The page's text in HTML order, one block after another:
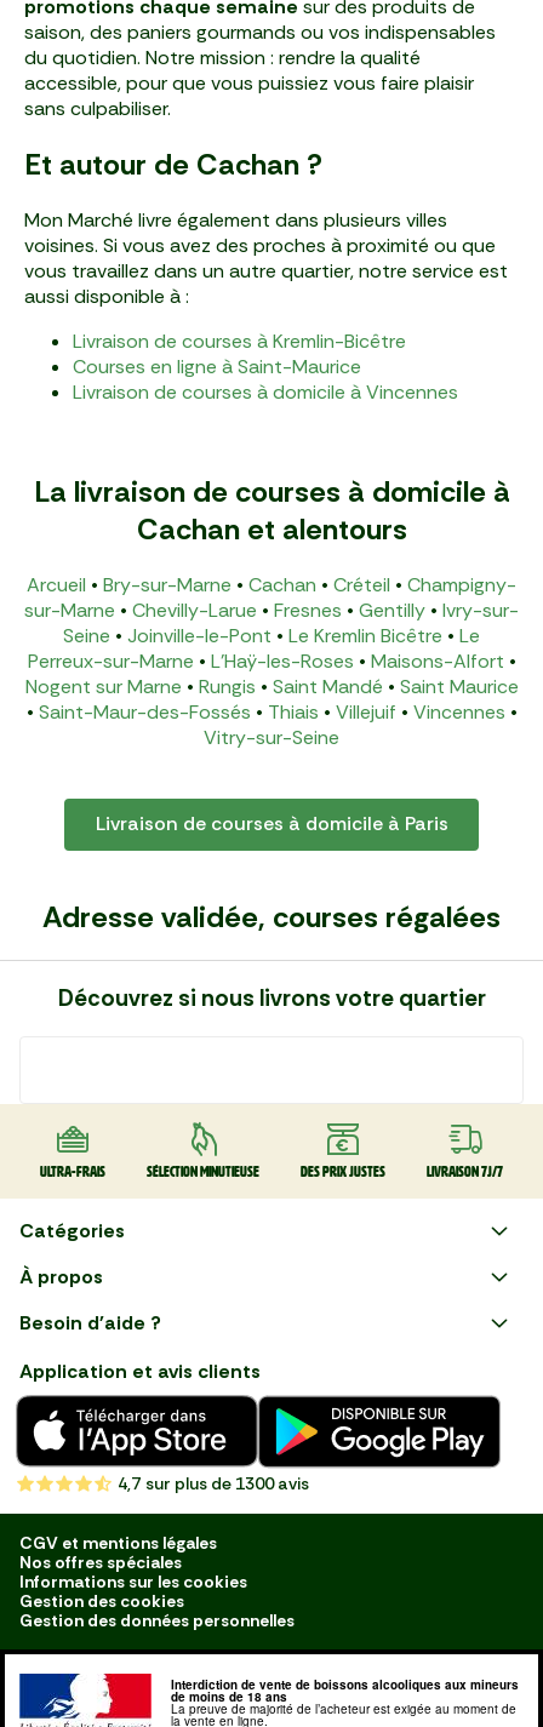
promotions chaque semaine sur des produits de
saison, des paniers gourmands ou vos indispensables
du quotidien. Notre mission : rendre la qualité
accessible, pour que vous puissiez vous faire plaisir
sans culpabiliser.
Et autour de Cachan ?
Mon Marché livre également dans plusieurs villes
voisines. Si vous avez des proches à proximité ou que
vous travaillez dans un autre quartier, notre service est
aussi disponible à :
Livraison de courses à Kremlin-Bicêtre
Courses en ligne à Saint-Maurice
Livraison de courses à domicile à Vincennes
La livraison de courses à domicile à
Cachan et alentours
Arcueil • Bry-sur-Marne • Cachan • Créteil • Champigny-
sur-Marne • Chevilly-Larue • Fresnes • Gentilly • Ivry-sur-
Seine • Joinville-le-Pont • Le Kremlin Bicêtre • Le
Perreux-sur-Marne • L'Haÿ-les-Roses • Maisons-Alfort •
Nogent sur Marne • Rungis • Saint Mandé • Saint Maurice
• Saint-Maur-des-Fossés • Thiais • Villejuif • Vincennes •
Vitry-sur-Seine
Livraison de courses à domicile à Paris
Adresse validée, courses régalées
Découvrez si nous livrons votre quartier
Ultra-frais Sélection minutieuse Des prix justes Livraison 7J/7
Catégories
Faire ses courses en ligne
Nouveautés
Fruits
Légumes
Boucherie
Charcuterie
Poissonnerie
Fromagerie
Crèmerie
Traiteur
À propos
et savoir-faire français en
choisissant notre service de
livraison de produits frais et
de qualité, livrés directement
chez vous. Une expérience
de courses en ligne pensée
pour vous.
Besoin d'aide ?
Application et avis clients
4,7 sur plus de 1300 avis
CGV et mentions légales
Nos offres spéciales
Informations sur les cookies
Gestion des cookies
Gestion des données personnelles
Interdiction de vente de boissons alcooliques aux mineurs
de moins de 18 ans
La preuve de majorité de l’acheteur est exigée au moment de
la vente en ligne.